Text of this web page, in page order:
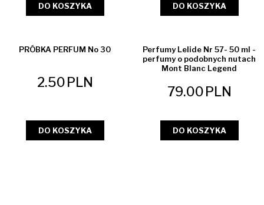
DO KOSZYKA DO KOSZYKA
PRÓBKA PERFUM No 30
2.50PLN
DO KOSZYKA
Perfumy Lelide Nr 57- 50 ml -
perfumy o podobnych nutach
Mont Blanc Legend
79.00PLN
DO KOSZYKA